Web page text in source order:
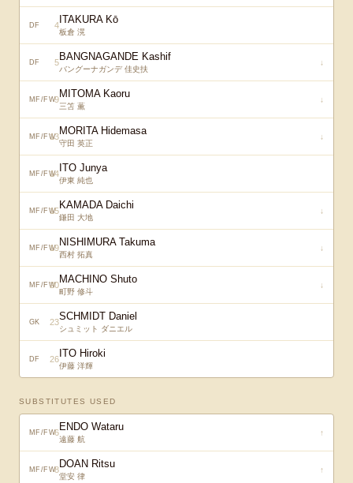
DF 4 ITAKURA Kō
板倉 滉
DF 5BANGNAGANDE Kashif
バングーナガンデ 佳史扶
↓
MF/FW9MITOMA Kaoru
三笘 薫
↓
MF/FW
13MORITA Hidemasa
守田 英正
↓
MF/FW
14 ITO Junya
伊東 純也
MF/FW
15KAMADA Daichi
鎌田 大地
↓
MF/FW
19NISHIMURA Takuma
西村 拓真
↓
MF/FW
20MACHINO Shuto
町野 修斗
↓
GK 23SCHMIDT Daniel
シュミット ダニエル
DF 26 ITO Hiroki
伊藤 洋輝
SUBSTITUTES USED
MF/FW6ENDO Wataru
遠藤 航
↑
MF/FW8DOAN Ritsu
堂安 律
↑